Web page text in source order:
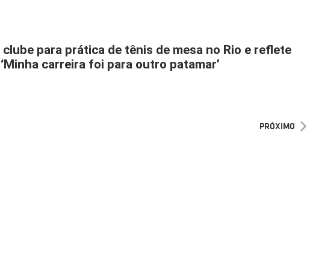
para prática de tênis de mesa no Rio e reflete
carreira foi para outro patamar’
PRÓXIMO